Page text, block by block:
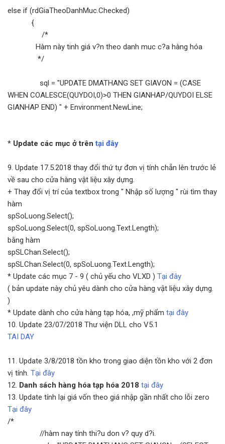
else if (rdGiaTheoDanhMuc.Checked)
{
/*
Hàm này tinh giá v?n theo danh muc c?a hàng hóa
*/
sql = "UPDATE DMATHANG SET GIAVON = (CASE
WHEN COALESCE(QUYDOI,0)>0 THEN GIANHAP/QUYDOI ELSE
GIANHAP END) " + Environment.NewLine;
* Update các mục ở trêntại đây
9. Update 17.5.2018 thay đổi thứ tự đơn vị tính chẵn lên trước lẻ
về sau cho cửa hàng vật liệu xây dựng.
+ Thay đổi vị trí của textbox trong " Nhập số lượng " rùi tìm thay
hàm
spSoLuong.Select();
spSoLuong.Select(0, spSoLuong.Text.Length);
bằng hàm
spSLChan.Select();
spSLChan.Select(0, spSoLuong.Text.Length);
* Update các mục 7 - 9 ( chủ yếu cho VLXD ) Tại đây
( bản update này chủ yêu dành cho cửa hàng vật liệu xây dựng.
)
* Update dành cho cửa hàng tạp hóa, ,mỹ phẩm tại đây
10. Update 23/07/2018 Thư viện DLL cho V5.1
TAI DAY
11. Update 3/8/2018 tồn kho trong giao diện tồn kho với 2 đơn
vị tính. Tại đây
12. Danh sách hàng hóa tạp hóa 2018 tại đây
13. Update tính lại giá vốn theo giá nhập gần nhất cho lỗi zero
Tại đây
/*
//hàm nay tính thi?u don v? quy d?i.